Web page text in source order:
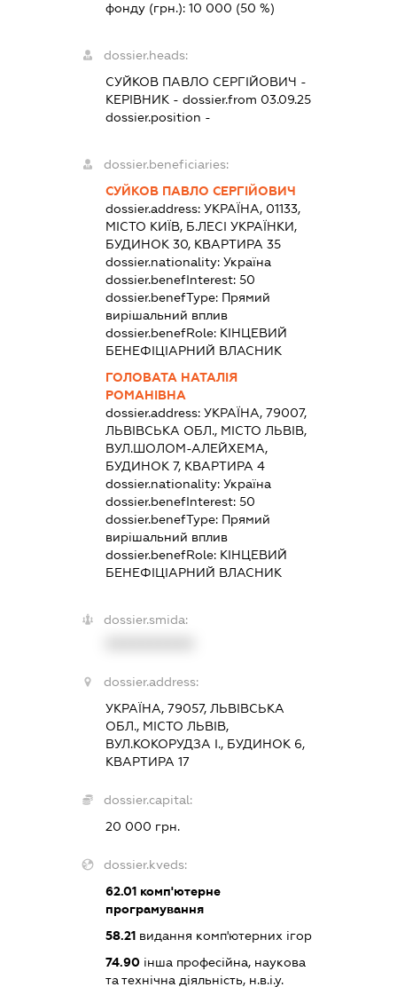
фонду (грн.):10 000 (50 %)
dossier.heads:
СУЙКОВ ПАВЛО СЕРГІЙОВИЧ -
КЕРІВНИК - dossier.from 03.09.25
dossier.position -
dossier.beneficiaries:
СУЙКОВ ПАВЛО СЕРГІЙОВИЧ
dossier.address:УКРАЇНА, 01133,
МІСТО КИЇВ, Б.ЛЕСІ УКРАЇНКИ,
БУДИНОК 30, КВАРТИРА 35
dossier.nationality:Україна
dossier.benefInterest:50
dossier.benefType: Прямий
вирішальний вплив
dossier.benefRole: КІНЦЕВИЙ
БЕНЕФІЦІАРНИЙ ВЛАСНИК
ГОЛОВАТА НАТАЛІЯ
РОМАНІВНА
dossier.address:УКРАЇНА, 79007,
ЛЬВІВСЬКА ОБЛ., МІСТО ЛЬВІВ,
ВУЛ.ШОЛОМ-АЛЕЙХЕМА,
БУДИНОК 7, КВАРТИРА 4
dossier.nationality:Україна
dossier.benefInterest:50
dossier.benefType: Прямий
вирішальний вплив
dossier.benefRole: КІНЦЕВИЙ
БЕНЕФІЦІАРНИЙ ВЛАСНИК
dossier.smida:
dossier.address:
УКРАЇНА, 79057, ЛЬВІВСЬКА
ОБЛ., МІСТО ЛЬВІВ,
ВУЛ.КОКОРУДЗА І., БУДИНОК 6,
КВАРТИРА 17
dossier.capital:
20 000 грн.
dossier.kveds:
62.01 комп'ютерне
програмування
58.21 видання комп'ютерних ігор
74.90 інша професійна, наукова
та технічна діяльність, н.в.і.у.